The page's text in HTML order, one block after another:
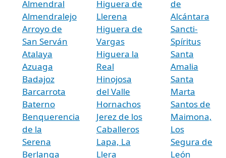
Almendral
Almendralejo
Arroyo de
San Serván
Atalaya
Azuaga
Badajoz
Barcarrota
Baterno
Benquerencia
de la
Serena
Berlanga
Higuera de
Llerena
Higuera de
Vargas
Higuera la
Real
Hinojosa
del Valle
Hornachos
Jerez de los
Caballeros
Lapa, La
Llera
de
Alcántara
Sancti-
Spíritus
Santa
Amalia
Santa
Marta
Santos de
Maimona,
Los
Segura de
León